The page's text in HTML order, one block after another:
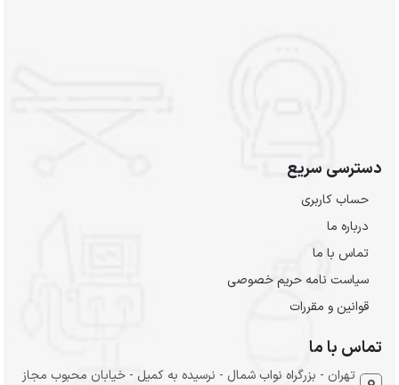
دسترسی سریع
حساب کاربری
درباره ما
تماس با ما
سیاست نامه حریم خصوصی
قوانین و مقررات
تماس با ما
تهران - بزرگراه نواب شمال - نرسیده به کمیل - خیابان محبوب مجاز